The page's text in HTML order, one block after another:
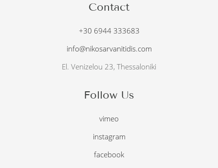
Contact
+30 6944 333683
info@nikosarvanitidis.com
El. Venizelou 23, Thessaloniki
Follow Us
vimeo
instagram
facebook